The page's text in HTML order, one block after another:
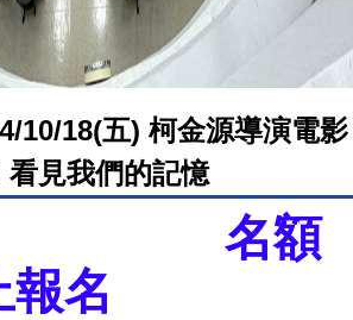
10/18(五) 柯金源導演電影
看見我們的記憶
名額
報名